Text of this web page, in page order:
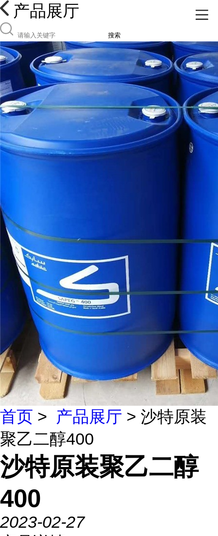
产品展厅
搜索
首页 > 产品展厅 > 沙特原装
聚乙二醇400
沙特原装聚乙二醇
400
2023-02-27